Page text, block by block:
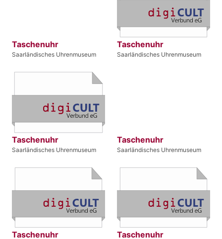
Taschenuhr
Saarländisches Uhrenmuseum
Taschenuhr
Saarländisches Uhrenmuseum
Taschenuhr
Saarländisches Uhrenmuseum
Taschenuhr
Saarländisches Uhrenmuseum
Taschenuhr Taschenuhr